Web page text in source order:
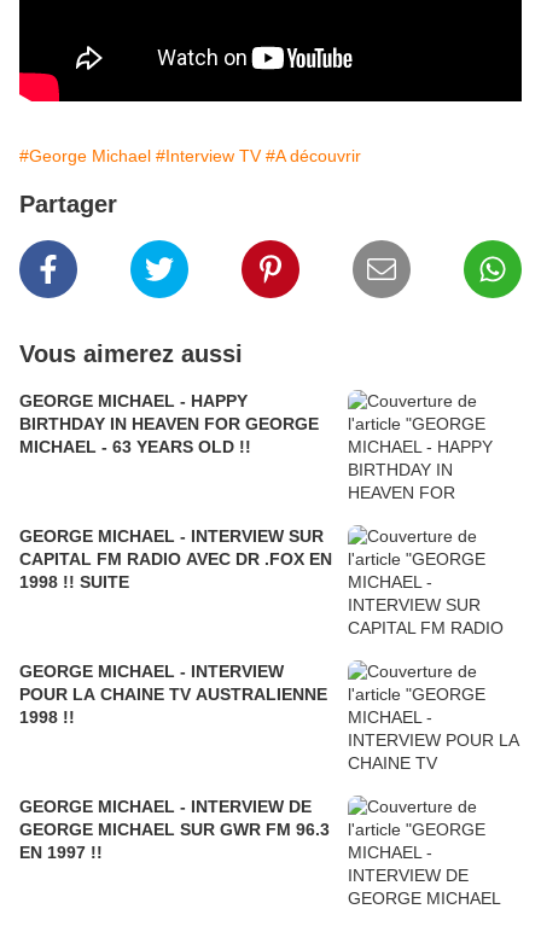
#George Michael #Interview TV #A découvrir
Partager
Vous aimerez aussi
GEORGE MICHAEL - HAPPY
BIRTHDAY IN HEAVEN FOR GEORGE
MICHAEL - 63 YEARS OLD !!
GEORGE MICHAEL - INTERVIEW SUR
CAPITAL FM RADIO AVEC DR .FOX EN
1998 !! SUITE
GEORGE MICHAEL - INTERVIEW
POUR LA CHAINE TV AUSTRALIENNE
1998 !!
GEORGE MICHAEL - INTERVIEW DE
GEORGE MICHAEL SUR GWR FM 96.3
EN 1997 !!